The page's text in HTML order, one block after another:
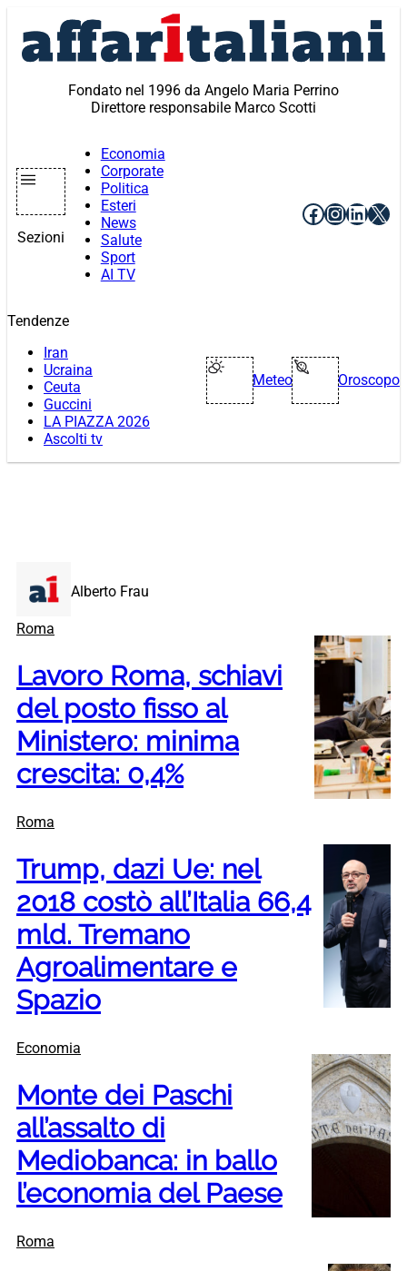
contenuto
Fondato nel 1996 da Angelo Maria Perrino
Direttore responsabile Marco Scotti
Sezioni
Economia
Corporate
Politica
Esteri
News
Salute
Sport
AI TV
Facebook
X
Tendenze
Iran
Ucraina
Ceuta
Guccini
LA PIAZZA 2026
Ascolti tv
Meteo Oroscopo
Alberto Frau
Roma
Lavoro Roma, schiavi
del posto fisso al
Ministero: minima
crescita: 0,4%
Roma
Trump, dazi Ue: nel
2018 costò all’Italia 66,4
mld. Tremano
Agroalimentare e
Spazio
Economia
Monte dei Paschi
all’assalto di
Mediobanca: in ballo
l’economia del Paese
Roma